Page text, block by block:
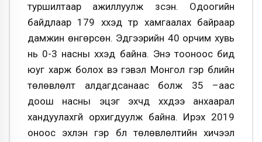
туршилтаар ажиллуулж үзсэн. Одоогийн
байдлаар 179 хүүхэд түр хамгаалах байраар
дамжин өнгөрсөн. Эдгээрийн 40 орчим хувь
нь 0-3 насны хүүхэд байна. Энэ тооноос бид
юуг харж болох вэ гэвэл Монгол гэр бүлийн
төлөвлөлт алдагдсанаас болж 35 –аас
доош насны эцэг эхчүүд хүүхдээ анхаарал
хандуулахгүй орхигдуулж байна. Ирэх 2019
оноос эхлэн гэр бүл төлөвлөлтийн хичээл